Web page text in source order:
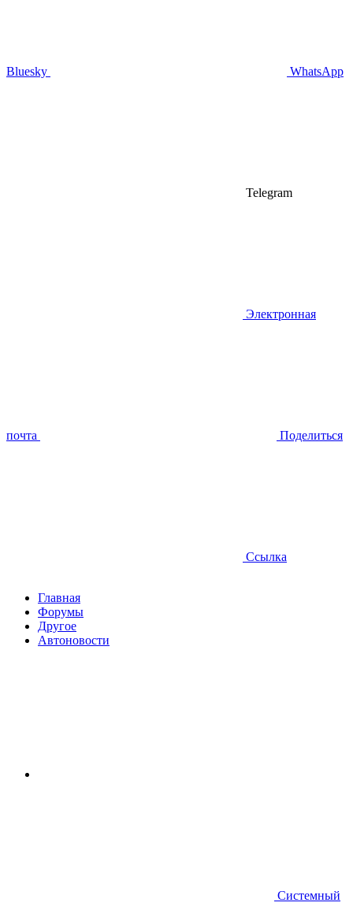
Bluesky WhatsApp
Telegram
Электронная
почта Поделиться
Ссылка
Главная
Форумы
Другое
Автоновости
Системный